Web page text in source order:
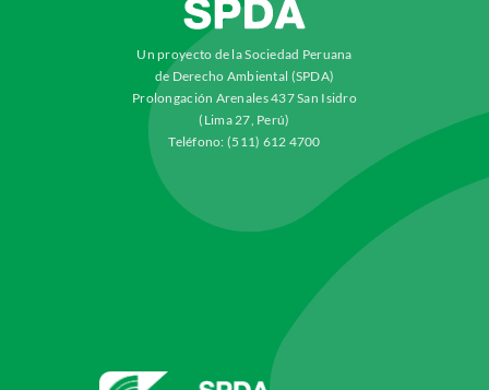
Un proyecto de la Sociedad Peruana
de Derecho Ambiental (SPDA)
Prolongación Arenales 437 San Isidro
(Lima 27, Perú)
Teléfono: (511) 612 4700